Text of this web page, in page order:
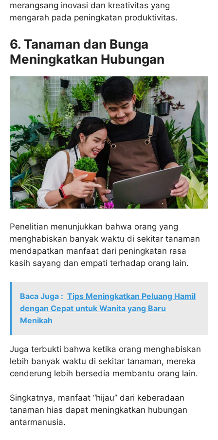
merangsang inovasi dan kreativitas yang
mengarah pada peningkatan produktivitas.
6. Tanaman dan Bunga
Meningkatkan Hubungan
Penelitian menunjukkan bahwa orang yang
menghabiskan banyak waktu di sekitar tanaman
mendapatkan manfaat dari peningkatan rasa
kasih sayang dan empati terhadap orang lain.
Baca Juga : Tips Meningkatkan Peluang Hamil
dengan Cepat untuk Wanita yang Baru
Menikah
Juga terbukti bahwa ketika orang menghabiskan
lebih banyak waktu di sekitar tanaman, mereka
cenderung lebih bersedia membantu orang lain.
Singkatnya, manfaat “hijau” dari keberadaan
tanaman hias dapat meningkatkan hubungan
antarmanusia.